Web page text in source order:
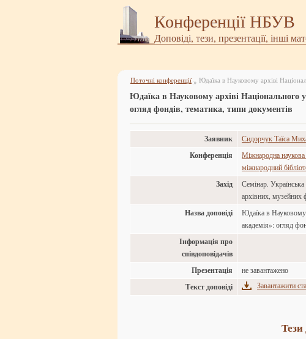
Конференції НБУВ
Доповіді, тези, презентації, інші
Поточні конференції »
Юдаїка в Науковому архіві Національного
огляд фондів, тематика, типи документів
Заявник Сидорчук Таїса
Конференція
Міжнародна наукова
міжнародний
Захід
Семінар. Українська
архівних, музейних
Назва доповіді
Юдаїка в Науковому
академія»: огляд
Інформація про
співдоповідачів
Презентація
не завантажено
Текст доповіді Завантажити
Тези